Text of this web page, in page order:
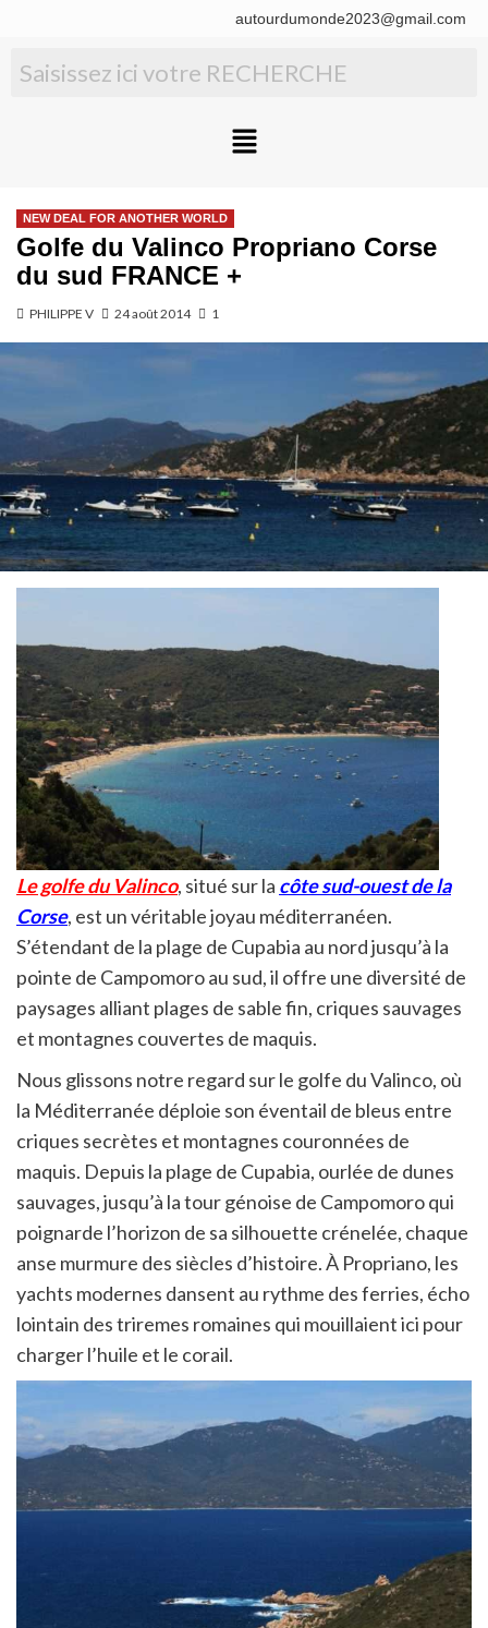
autourdumonde2023@gmail.com
NEW DEAL FOR ANOTHER WORLD
Golfe du Valinco Propriano Corse
du sud FRANCE +
PHILIPPE V 24 août 2014 1
Le golfe du Valinco, situé sur la côte sud-ouest de la
Corse, est un véritable joyau méditerranéen.
S’étendant de la plage de Cupabia au nord jusqu’à la
pointe de Campomoro au sud, il offre une diversité de
paysages alliant plages de sable fin, criques sauvages
et montagnes couvertes de maquis.
Nous glissons notre regard sur le golfe du Valinco, où
la Méditerranée déploie son éventail de bleus entre
criques secrètes et montagnes couronnées de
maquis. Depuis la plage de Cupabia, ourlée de dunes
sauvages, jusqu’à la tour génoise de Campomoro qui
poignarde l’horizon de sa silhouette crénelée, chaque
anse murmure des siècles d’histoire. À Propriano, les
yachts modernes dansent au rythme des ferries, écho
lointain des triremes romaines qui mouillaient ici pour
charger l’huile et le corail.